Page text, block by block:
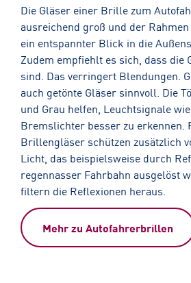
Die Gläser einer Brille zum
ausreichend groß und der
ein entspannter Blick in die
Zudem empfiehlt es sich, dass die
sind. Das verringert Blendungen.
auch getönte Gläser sinnvoll. Die
und Grau helfen, Leuchtsignale
Bremslichter besser zu erkennen.
Brillengläser schützen zusätzlich
Licht, das beispielsweise durch
regennasser Fahrbahn ausgelöst
filtern die Reflexionen heraus.
Mehr zu Autofahrerbrillen